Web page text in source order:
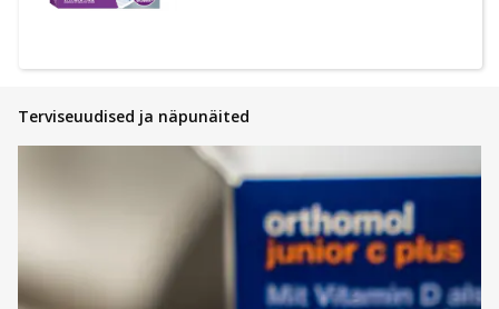
Terviseuudised ja näpunäited